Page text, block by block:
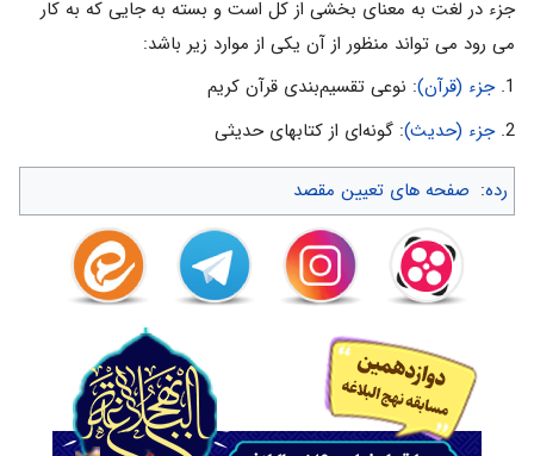
جزء در لغت به معنای بخشی از کل است و بسته به جایی که به کار
می رود می تواند منظور از آن یکی از موارد زیر باشد:
1. جزء (قرآن)‌: نوعی‌ تقسیم‌بندی‌ قرآن‌ كریم‌
2. جزء (حدیث): گونه‌ای‌ از كتابهای‌ حدیثی‌
رده: صفحه های تعیین مقصد